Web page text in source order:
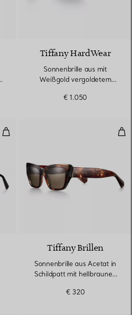
Tiffany HardWear
Sonnenbrille aus mit
Weißgold vergoldetem
Tiffany Blue®
€ 1.050
Tiffany HardWear Sonnenbrille,
Tiffany Brillen
Sonnenbrille aus Acetat in
Schildpatt mit hellbraunen
€ 320